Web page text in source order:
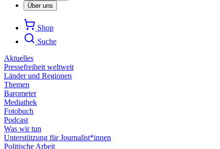
Über uns
Shop
Suche
Aktuelles
Pressefreiheit weltweit
Länder und Regionen
Themen
Barometer
Mediathek
Fotobuch
Podcast
Was wir tun
Unterstützung für Journalist*innen
Politische Arbeit